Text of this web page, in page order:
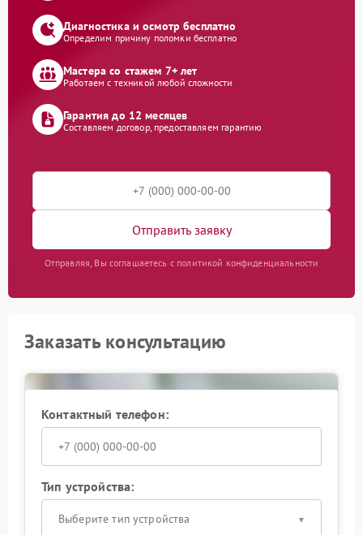
Диагностика и осмотр бесплатно
Определим причину поломки бесплатно
Мастера со стажем 7+ лет
Работаем с техникой любой сложности
Гарантия до 12 месяцев
Составляем договор, предоставляем гарантию
Отправить заявку
Отправляя, Вы соглашаетесь с политикой конфиденциальности
Заказать консультацию
Контактный телефон:
Тип устройства:
Выберите тип устройства